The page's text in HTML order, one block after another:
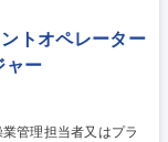
て、当社の仕事の進
いてはプロジェクト
)
トオペレーター
ャー